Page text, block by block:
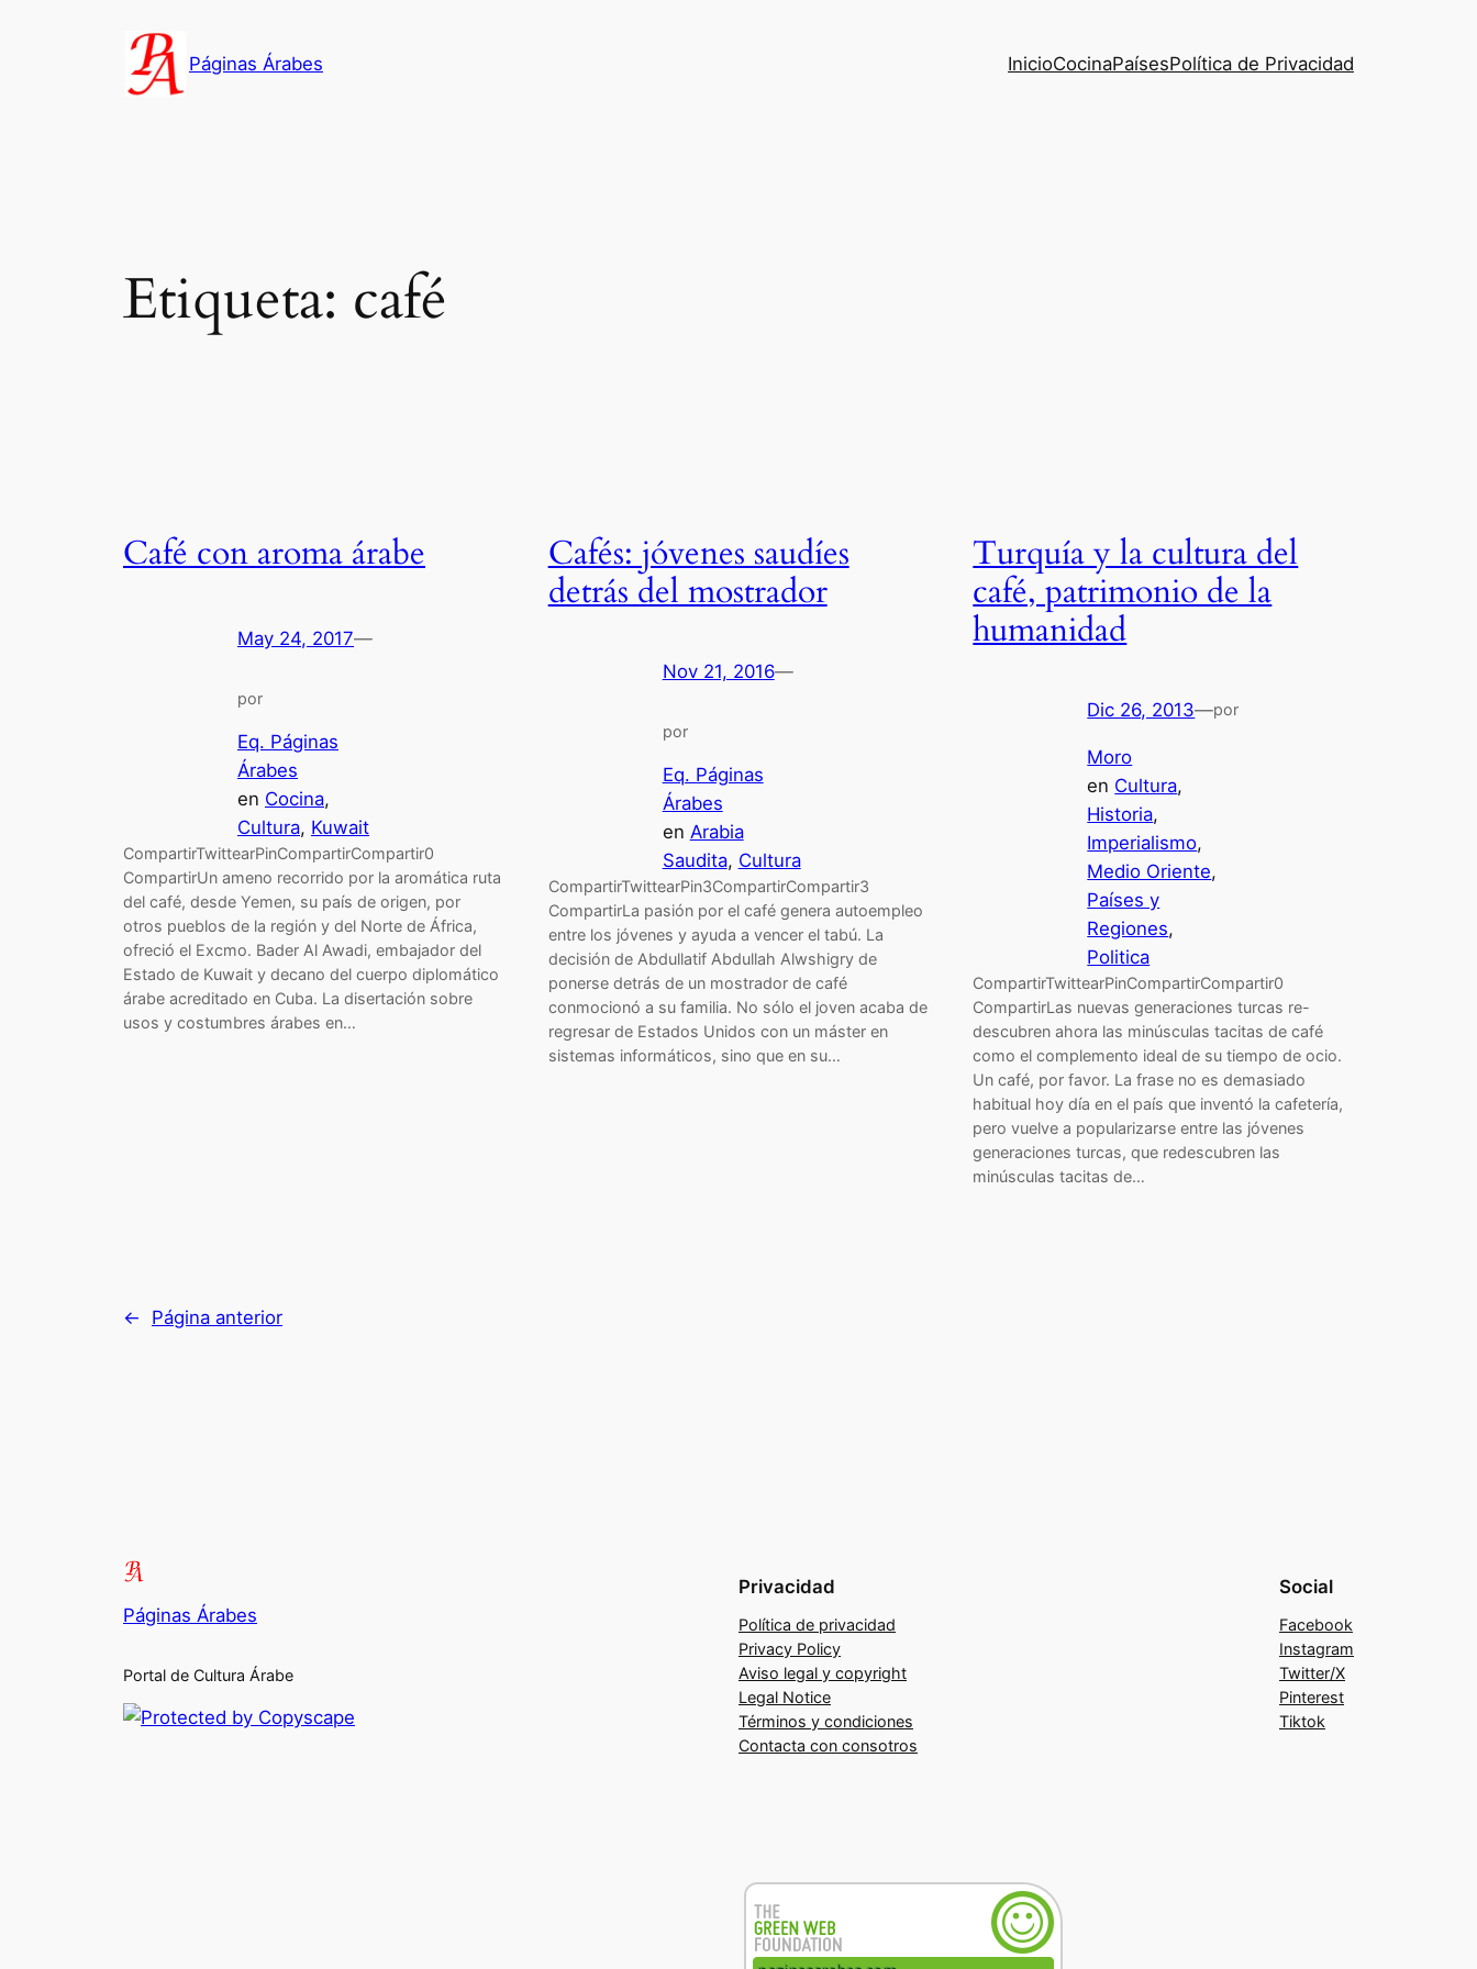
Páginas Árabes InicioCocinaPaísesPolítica de Privacidad
Etiqueta: café
Café con aroma árabe
May 24, 2017—
por
Eq. Páginas
Árabes
en Cocina
Cultura, Kuwait
CompartirTwittearPinCompartirCompartir0
CompartirUn ameno recorrido por la aromática ruta
del café, desde Yemen, su país de origen, por
otros pueblos de la región y del Norte de África,
ofreció el Excmo. Bader Al Awadi, embajador del
Estado de Kuwait y decano del cuerpo diplomático
árabe acreditado en Cuba. La disertación sobre
usos y costumbres árabes en…
Cafés: jóvenes saudíes
detrás del mostrador
Nov 21, 2016—
por
Eq. Páginas
Árabes
en Arabia
Saudita, Cultura
CompartirTwittearPin3CompartirCompartir3
CompartirLa pasión por el café genera autoempleo
entre los jóvenes y ayuda a vencer el tabú. La
decisión de Abdullatif Abdullah Alwshigry de
ponerse detrás de un mostrador de café
conmocionó a su familia. No sólo el joven acaba de
regresar de Estados Unidos con un máster en
sistemas informáticos, sino que en su…
Turquía y la cultura del
café, patrimonio de la
humanidad
Dic 26, 2013—por
Moro
en Cultura
Historia
Imperialismo
Medio Oriente
Países y
Regiones
Politica
CompartirTwittearPinCompartirCompartir0
CompartirLas nuevas generaciones turcas re-
descubren ahora las minúsculas tacitas de café
como el complemento ideal de su tiempo de ocio.
Un café, por favor. La frase no es demasiado
habitual hoy día en el país que inventó la cafetería,
pero vuelve a popularizarse entre las jóvenes
generaciones turcas, que redescubren las
minúsculas tacitas de…
← Página anterior
Páginas Árabes
Portal de Cultura Árabe
Privacidad
Política de privacidad
Privacy Policy
Aviso legal y copyright
Legal Notice
Términos y condiciones
Contacta con consotros
Social
Facebook
Instagram
Twitter/X
Pinterest
Tiktok